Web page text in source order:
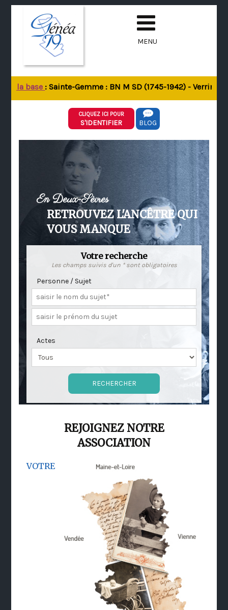
MENU
la base: Sainte-Gemme : BN M SD (1745-1942) - Verrines-
CLIQUEZ ICI POUR
S'IDENTIFIER BLOG
En Deux-Sèvres
RETROUVEZ L'ANCÊTRE QUI
VOUS MANQUE
Votre recherche
Les champs suivis d'un * sont obligatoires
Personne / Sujet
Actes
REJOIGNEZ NOTRE
ASSOCIATION
VOTRE